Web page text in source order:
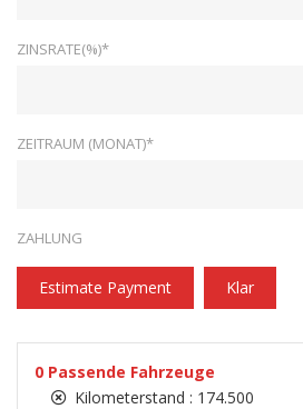
ZINSRATE(%)*
ZEITRAUM (MONAT)*
ZAHLUNG
Estimate Payment Klar
0 Passende Fahrzeuge
Kilometerstand : 174.500